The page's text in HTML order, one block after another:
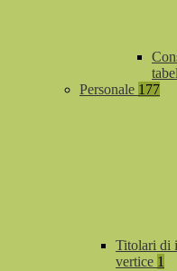
Personale 177
Titolari di
vertice 1